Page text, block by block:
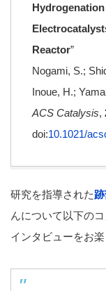
Reactor”
Nogami, S.;
Inoue, H.;
ACS Catalysis,
doi:10.1021/
研究を指導された
んについて以下の
インタビューをお